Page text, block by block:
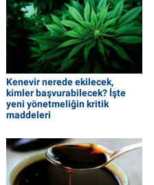
Kenevir nerede ekilecek,
kimler başvurabilecek? İşte
yeni yönetmeliğin kritik
maddeleri